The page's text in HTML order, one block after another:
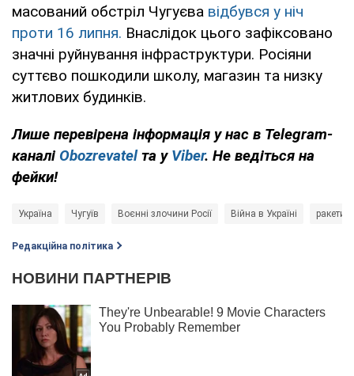
масований обстріл Чугуєва відбувся у ніч
проти 16 липня. Внаслідок цього зафіксовано
значні руйнування інфраструктури. Росіяни
суттєво пошкодили школу, магазин та низку
житлових будинків.
Лише перевірена інформація у нас в Telegram-
каналі Obozrevatelта у Viber. Не ведіться на
фейки!
Україна Чугуїв Воєнні злочини Росії Війна в Україні ракети
Редакційна політика